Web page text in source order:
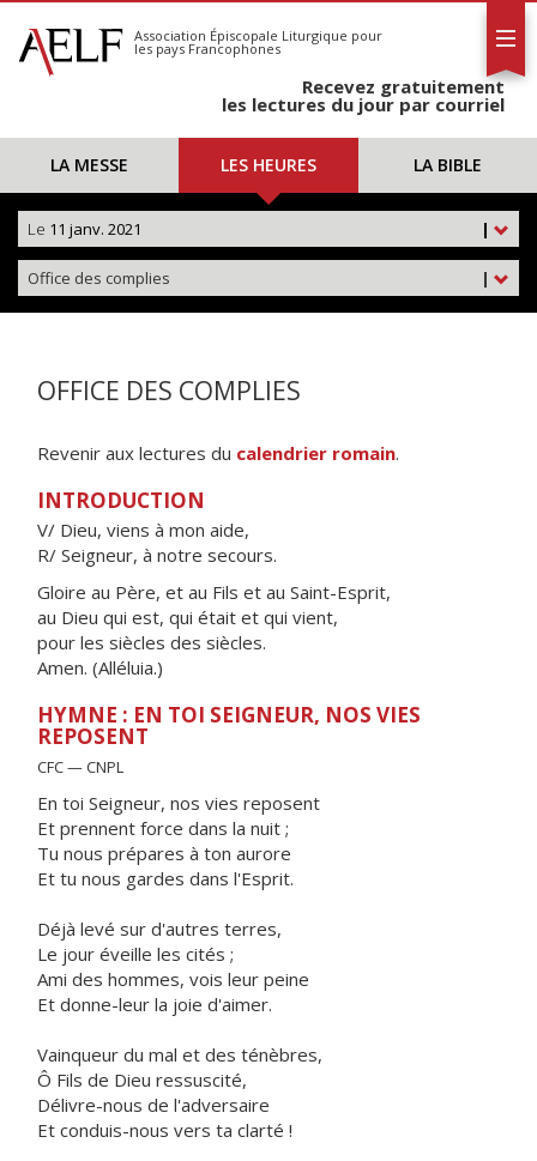
S'abonner
Calendrier
Association Épiscopale Liturgique pour
les pays Francophones
Recevez gratuitement
les lectures du jour par courriel
LA MESSE LES HEURES LA BIBLE
|
Le 11 janv. 2021
|
Office des complies
OFFICE DES COMPLIES
Revenir aux lectures du calendrier romain.
INTRODUCTION
V/ Dieu, viens à mon aide,
R/ Seigneur, à notre secours.
Gloire au Père, et au Fils et au Saint-Esprit,
au Dieu qui est, qui était et qui vient,
pour les siècles des siècles.
Amen. (Alléluia.)
HYMNE : EN TOI SEIGNEUR, NOS VIES
REPOSENT
CFC — CNPL
En toi Seigneur, nos vies reposent
Et prennent force dans la nuit ;
Tu nous prépares à ton aurore
Et tu nous gardes dans l'Esprit.
Déjà levé sur d'autres terres,
Le jour éveille les cités ;
Ami des hommes, vois leur peine
Et donne-leur la joie d'aimer.
Vainqueur du mal et des ténèbres,
Ô Fils de Dieu ressuscité,
Délivre-nous de l'adversaire
Et conduis-nous vers ta clarté !